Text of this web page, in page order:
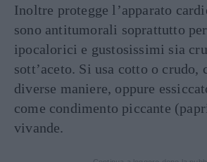
Inoltre protegge l’apparato
sono antitumorali soprattutto
ipocalorici e gustosissimi sia
sott’aceto. Si usa cotto o crudo,
diverse maniere, oppure
come condimento piccante
vivande.